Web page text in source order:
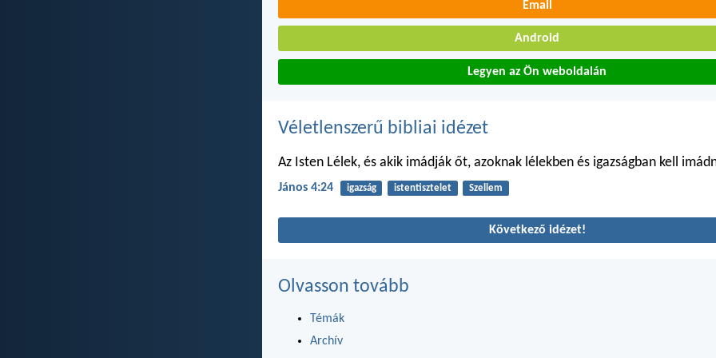
Email
Android
Legyen az Ön weboldalán
Véletlenszerű bibliai idézet
Az Isten Lélek, és akik imádják őt, azoknak lélekben és igazságban kell
János 4:24 igazság istentisztelet Szellem
Következő idézet!
Olvasson tovább
Témák
Archív